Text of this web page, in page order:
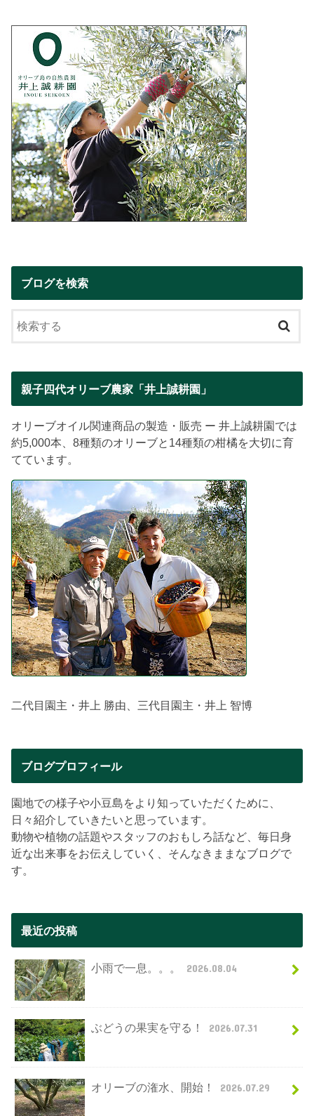
ブログを検索
親子四代オリーブ農家「井上誠耕園」
オリーブオイル関連商品の製造・販売 ー 井上誠耕園では
約5,000本、8種類のオリーブと14種類の柑橘を大切に育
てています。
二代目園主・井上 勝由、三代目園主・井上 智博
ブログプロフィール
園地での様子や小豆島をより知っていただくために、
日々紹介していきたいと思っています。
動物や植物の話題やスタッフのおもしろ話など、毎日身
近な出来事をお伝えしていく、そんなきままなブログで
す。
最近の投稿
小雨で一息。。。 2026.08.04
ぶどうの果実を守る！ 2026.07.31
オリーブの潅水、開始！ 2026.07.29